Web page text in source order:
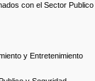
con el Sector Publico
y Entretenimiento